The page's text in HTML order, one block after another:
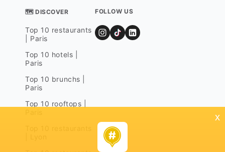
🗺 DISCOVER
Top 10 restaurants
| Paris
Top 10 hotels |
Paris
Top 10 brunchs |
Paris
Top 10 rooftops |
FOLLOW US
x